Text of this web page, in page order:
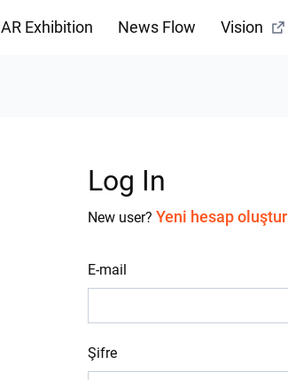
AR Exhibition News Flow Vision
Log In
New user? Yeni hesap oluştur
E-mail
Şifre